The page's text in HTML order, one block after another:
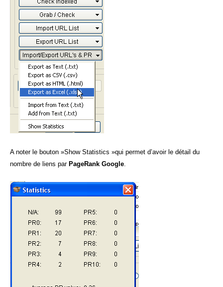
A noter le bouton »Show Statistics »qui permet d’avoir le détail du
nombre de liens par PageRank Google.